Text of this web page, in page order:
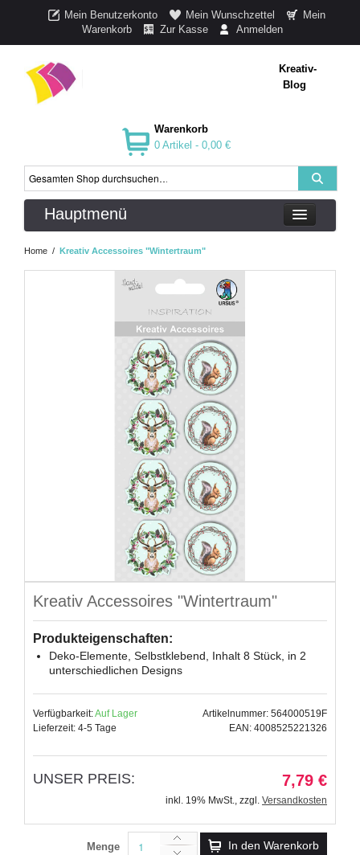
Mein Benutzerkonto Mein Wunschzettel
Mein
Warenkorb
Zur Kasse Anmelden
Kreativ-
Blog
Warenkorb
0 Artikel - 0,00 €
Hauptmenü
Home / Kreativ Accessoires "Wintertraum"
Kreativ Accessoires "Wintertraum"
Produkteigenschaften:
Deko-Elemente, Selbstklebend, Inhalt 8 Stück, in 2
unterschiedlichen Designs
Verfügbarkeit:Auf Lager
Lieferzeit: 4-5 Tage
Artikelnummer: 564000519F
EAN: 4008525221326
UNSER PREIS: 7,79 €
inkl. 19% MwSt., zzgl. Versandkosten
Menge In den Warenkorb